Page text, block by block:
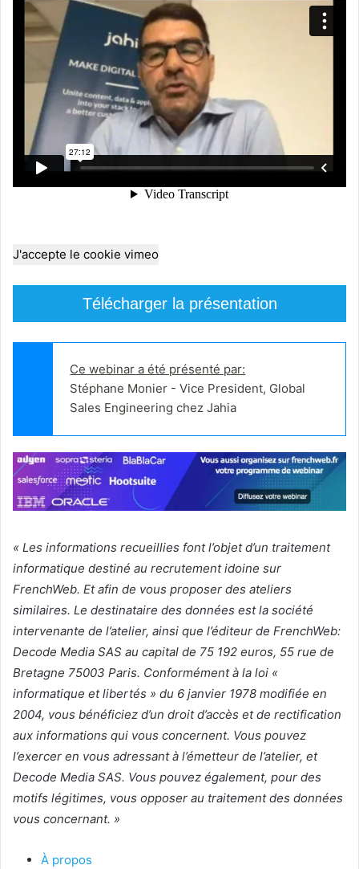
J'accepte le cookie vimeo
Télécharger la présentation
Ce webinar a été présenté par:
Stéphane Monier - Vice President, Global
Sales Engineering chez Jahia
« Les informations recueillies font l’objet d’un traitement
informatique destiné au recrutement idoine sur
FrenchWeb. Et afin de vous proposer des ateliers
similaires. Le destinataire des données est la société
intervenante de l’atelier, ainsi que l’éditeur de FrenchWeb:
Decode Media SAS au capital de 75 192 euros, 55 rue de
Bretagne 75003 Paris. Conformément à la loi «
informatique et libertés » du 6 janvier 1978 modifiée en
2004, vous bénéficiez d’un droit d’accès et de rectification
aux informations qui vous concernent. Vous pouvez
l’exercer en vous adressant à l’émetteur de l’atelier, et
Decode Media SAS. Vous pouvez également, pour des
motifs légitimes, vous opposer au traitement des données
vous concernant. »
À propos